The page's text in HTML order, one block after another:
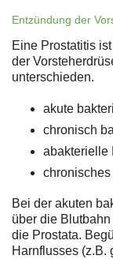
Entzündung der
Eine Prostatitis
der
unterschieden.
akute
chronisch
abakterielle
Bei der akuten
über die
die Prostata.
Harnflusses (z.B.